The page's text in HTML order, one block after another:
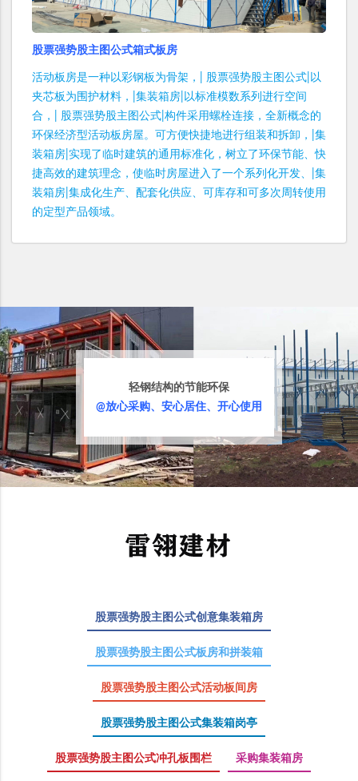
股票强势股主图公式箱式板房
活动板房是一种以彩钢板为骨架，| 股票强势股主图公式|以
夹芯板为围护材料，|集装箱房|以标准模数系列进行空间
合，| 股票强势股主图公式|构件采用螺栓连接，全新概念的
环保经济型活动板房屋。可方便快捷地进行组装和拆卸，|集
装箱房|实现了临时建筑的通用标准化，树立了环保节能、快
捷高效的建筑理念，使临时房屋进入了一个系列化开发、|集
装箱房|集成化生产、配套化供应、可库存和可多次周转使用
的定型产品领域。
轻钢结构的节能环保
@放心采购、安心居住、开心使用
股票强势股主图公式创意集装箱房
股票强势股主图公式板房和拼装箱
股票强势股主图公式活动板间房
股票强势股主图公式集装箱岗亭
股票强势股主图公式冲孔板围栏 采购集装箱房